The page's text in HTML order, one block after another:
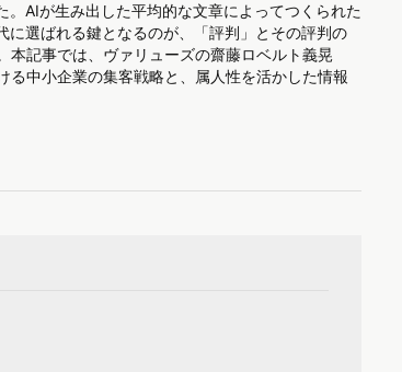
AIが生み出した平均的な文章によってつくられた
選ばれる鍵となるのが、「評判」とその評判の
記事では、ヴァリューズの齋藤ロベルト義晃
中小企業の集客戦略と、属人性を活かした情報